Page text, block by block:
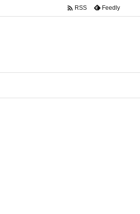
 RSS Feedly